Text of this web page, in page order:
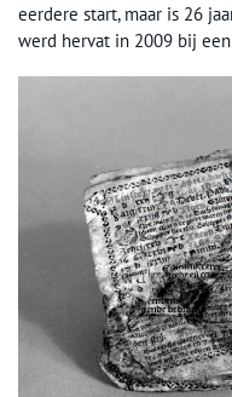
eerdere start, maar is 26
werd hervat in 2009 bij